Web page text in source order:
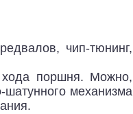
чип-тюнинг,
хода поршня. Можно,
шатунного механизма